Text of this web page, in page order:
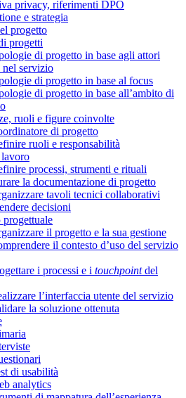
privacy, riferimenti DPO
e strategia
progetto
progetti
di progetto in base agli attori
servizio
di progetto in base al focus
di progetto in base all’ambito di
ruoli e figure coinvolte
di progetto
ruoli e responsabilità
processi, strumenti e rituali
la documentazione di progetto
tavoli tecnici collaborativi
decisioni
progettuale
il progetto e la sua gestione
il contesto d’uso del servizio
i processi e i touchpointdel
l’interfaccia utente del servizio
la soluzione ottenuta
di usabilità
analytics